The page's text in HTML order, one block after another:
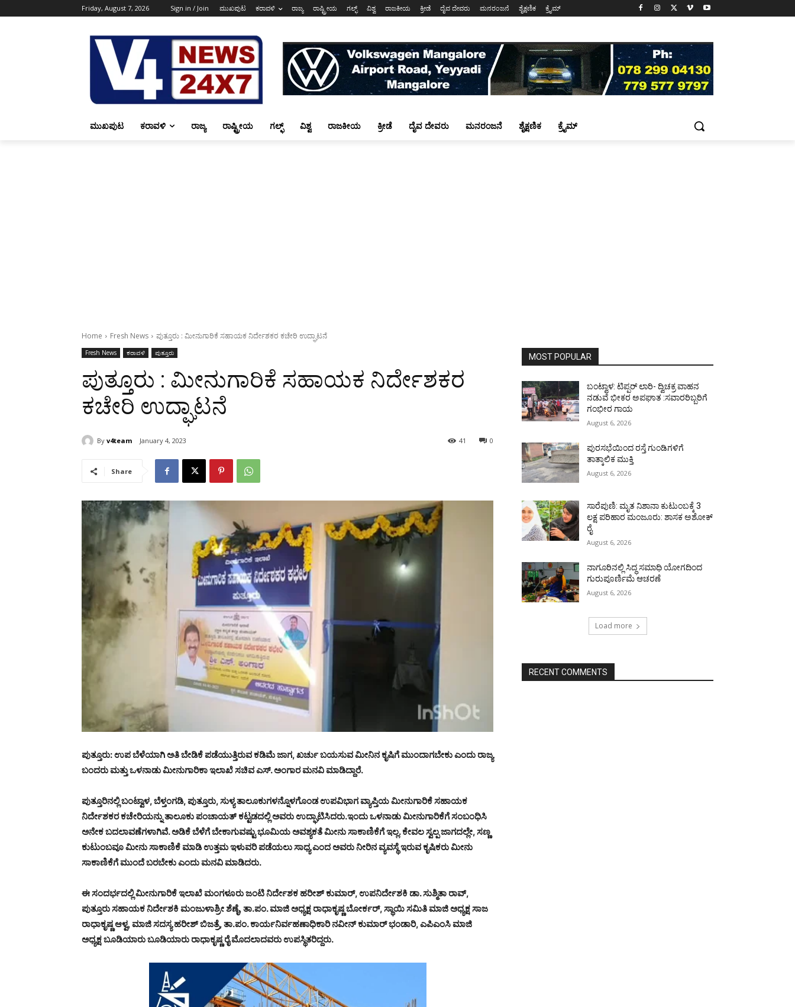
Friday, August 7, 2026 Sign in / Join ಮುಖಪುಟ ಕರಾವಳಿ ರಾಜ್ಯ ರಾಷ್ಟ್ರೀಯ ಗಲ್ಫ್ ವಿಶ್ವ ರಾಜಕೀಯ ಕ್ರೀಡೆ ದೈವ ದೇವರು ಮನರಂಜನೆ ಶೈಕ್ಷಣಿಕ ಕ್ರೈಮ್
ಮುಖಪುಟ ಕರಾವಳಿ ರಾಜ್ಯ ರಾಷ್ಟ್ರೀಯ ಗಲ್ಫ್ ವಿಶ್ವ ರಾಜಕೀಯ ಕ್ರೀಡೆ ದೈವ ದೇವರು ಮನರಂಜನೆ ಶೈಕ್ಷಣಿಕ ಕ್ರೈಮ್
Home Fresh News ಪುತ್ತೂರು : ಮೀನುಗಾರಿಕೆ ಸಹಾಯಕ ನಿರ್ದೇಶಕರ ಕಚೇರಿ ಉದ್ಘಾಟನೆ
Fresh News ಕರಾವಳಿ ಪುತ್ತೂರು
ಪುತ್ತೂರು : ಮೀನುಗಾರಿಕೆ ಸಹಾಯಕ ನಿರ್ದೇಶಕರ
ಕಚೇರಿ ಉದ್ಘಾಟನೆ
By v4team January 4, 2023 0
41
Share
ಪುತ್ತೂರು: ಉಪ ಬೆಳೆಯಾಗಿ ಅತಿ ಬೇಡಿಕೆ ಪಡೆಯುತ್ತಿರುವ ಕಡಿಮೆ ಜಾಗ, ಖರ್ಚು ಬಯಸುವ ಮೀನಿನ ಕೃಷಿಗೆ ಮುಂದಾಗಬೇಕು ಎಂದು ರಾಜ್ಯ
ಬಂದರು ಮತ್ತು ಒಳನಾಡು ಮೀನುಗಾರಿಕಾ ಇಲಾಖೆ ಸಚಿವ ಎಸ್. ಅಂಗಾರ ಮನವಿ ಮಾಡಿದ್ದಾರೆ.
ಪುತ್ತೂರಿನಲ್ಲಿ ಬಂಟ್ವಾಳ, ಬೆಳ್ತಂಗಡಿ, ಪುತ್ತೂರು, ಸುಳ್ಯ ತಾಲೂಕುಗಳನ್ನೊಳಗೊಂಡ ಉಪವಿಭಾಗ ವ್ಯಾಪ್ತಿಯ ಮೀನುಗಾರಿಕೆ ಸಹಾಯಕ
ನಿರ್ದೇಶಕರ ಕಚೇರಿಯನ್ನು ತಾಲೂಕು ಪಂಚಾಯತ್ ಕಟ್ಟಡದಲ್ಲಿ ಅವರು ಉದ್ಘಾಟಿಸಿದರು.ಇಂದು ಒಳನಾಡು ಮೀನುಗಾರಿಕೆಗೆ ಸಂಬಂಧಿಸಿ
ಅನೇಕ ಬದಲಾವಣೆಗಳಾಗಿವೆ. ಅಡಿಕೆ ಬೆಳೆಗೆ ಬೇಕಾಗುವಷ್ಟು ಭೂಮಿಯ ಅವಶ್ಯಕತೆ ಮೀನು ಸಾಕಾಣಿಕೆಗೆ ಇಲ್ಲ. ಕೇವಲ ಸ್ವಲ್ಪ ಜಾಗದಲ್ಲೇ, ಸಣ್ಣ
ಕುಟುಂಬವೂ ಮೀನು ಸಾಕಾಣಿಕೆ ಮಾಡಿ ಉತ್ತಮ ಇಳುವರಿ ಪಡೆಯಲು ಸಾಧ್ಯ ಎಂದ ಅವರು ನೀರಿನ ವ್ಯವಸ್ಥೆ ಇರುವ ಕೃಷಿಕರು ಮೀನು
ಸಾಕಾಣಿಕೆಗೆ ಮುಂದೆ ಬರಬೇಕು ಎಂದು ಮನವಿ ಮಾಡಿದರು.
ಈ ಸಂದರ್ಭದಲ್ಲಿ ಮೀನುಗಾರಿಕೆ ಇಲಾಖೆ ಮಂಗಳೂರು ಜಂಟಿ ನಿರ್ದೇಶಕ ಹರೀಶ್ ಕುಮಾರ್, ಉಪನಿರ್ದೇಶಕಿ ಡಾ. ಸುಶ್ಮಿತಾ ರಾವ್,
ಪುತ್ತೂರು ಸಹಾಯಕ ನಿರ್ದೇಶಕಿ ಮಂಜುಳಾಶ್ರೀ ಶೆಣೈ, ತಾ.ಪಂ. ಮಾಜಿ ಅಧ್ಯಕ್ಷ ರಾಧಾಕೃಷ್ಣ ಬೋರ್ಕರ್, ಸ್ಥಾಯಿ ಸಮಿತಿ ಮಾಜಿ ಅಧ್ಯಕ್ಷ ಸಾಜ
ರಾಧಾಕೃಷ್ಣ ಆಳ್ವ, ಮಾಜಿ ಸದಸ್ಯ ಹರೀಶ್ ಬಿಜತ್ರೆ, ತಾ.ಪಂ. ಕಾರ್ಯನಿರ್ವಹಣಾಧಿಕಾರಿ ನವೀನ್ ಕುಮಾರ್ ಭಂಡಾರಿ, ಎಪಿಎಂಸಿ ಮಾಜಿ
ಅಧ್ಯಕ್ಷ ಬೂಡಿಯಾರುಬೂಡಿಯಾರು ರಾಧಾಕೃಷ್ಣ ರೈ ಮೊದಲಾದವರು ಉಪಸ್ಥಿತರಿದ್ದರು.
MOST POPULAR
ಬಂಟ್ವಾಳ: ಟಿಪ್ಪರ್ ಲಾರಿ- ದ್ವಿಚಕ್ರ ವಾಹನ
ನಡುವೆ ಭೀಕರ ಅಪಘಾತ :ಸವಾರರಿಬ್ಬರಿಗೆ
ಗಂಭೀರ ಗಾಯ
August 6, 2026
ಪುರಸಭೆಯಿಂದ ರಸ್ತೆ ಗುಂಡಿಗಳಿಗೆ
ತಾತ್ಕಾಲಿಕ ಮುಕ್ತಿ
August 6, 2026
ಸಾರೆಪುಣಿ: ಮೃತ ನಿಶಾನಾ ಕುಟುಂಬಕ್ಕೆ 3
ಲಕ್ಷ ಪರಿಹಾರ ಮಂಜೂರು: ಶಾಸಕ ಅಶೋಕ್
ರೈ
August 6, 2026
ನಾಗೂರಿನಲ್ಲಿ ಸಿದ್ಧ ಸಮಾಧಿ ಯೋಗದಿಂದ
ಗುರುಪೂರ್ಣಿಮೆ ಆಚರಣೆ
August 6, 2026
Load more
RECENT COMMENTS